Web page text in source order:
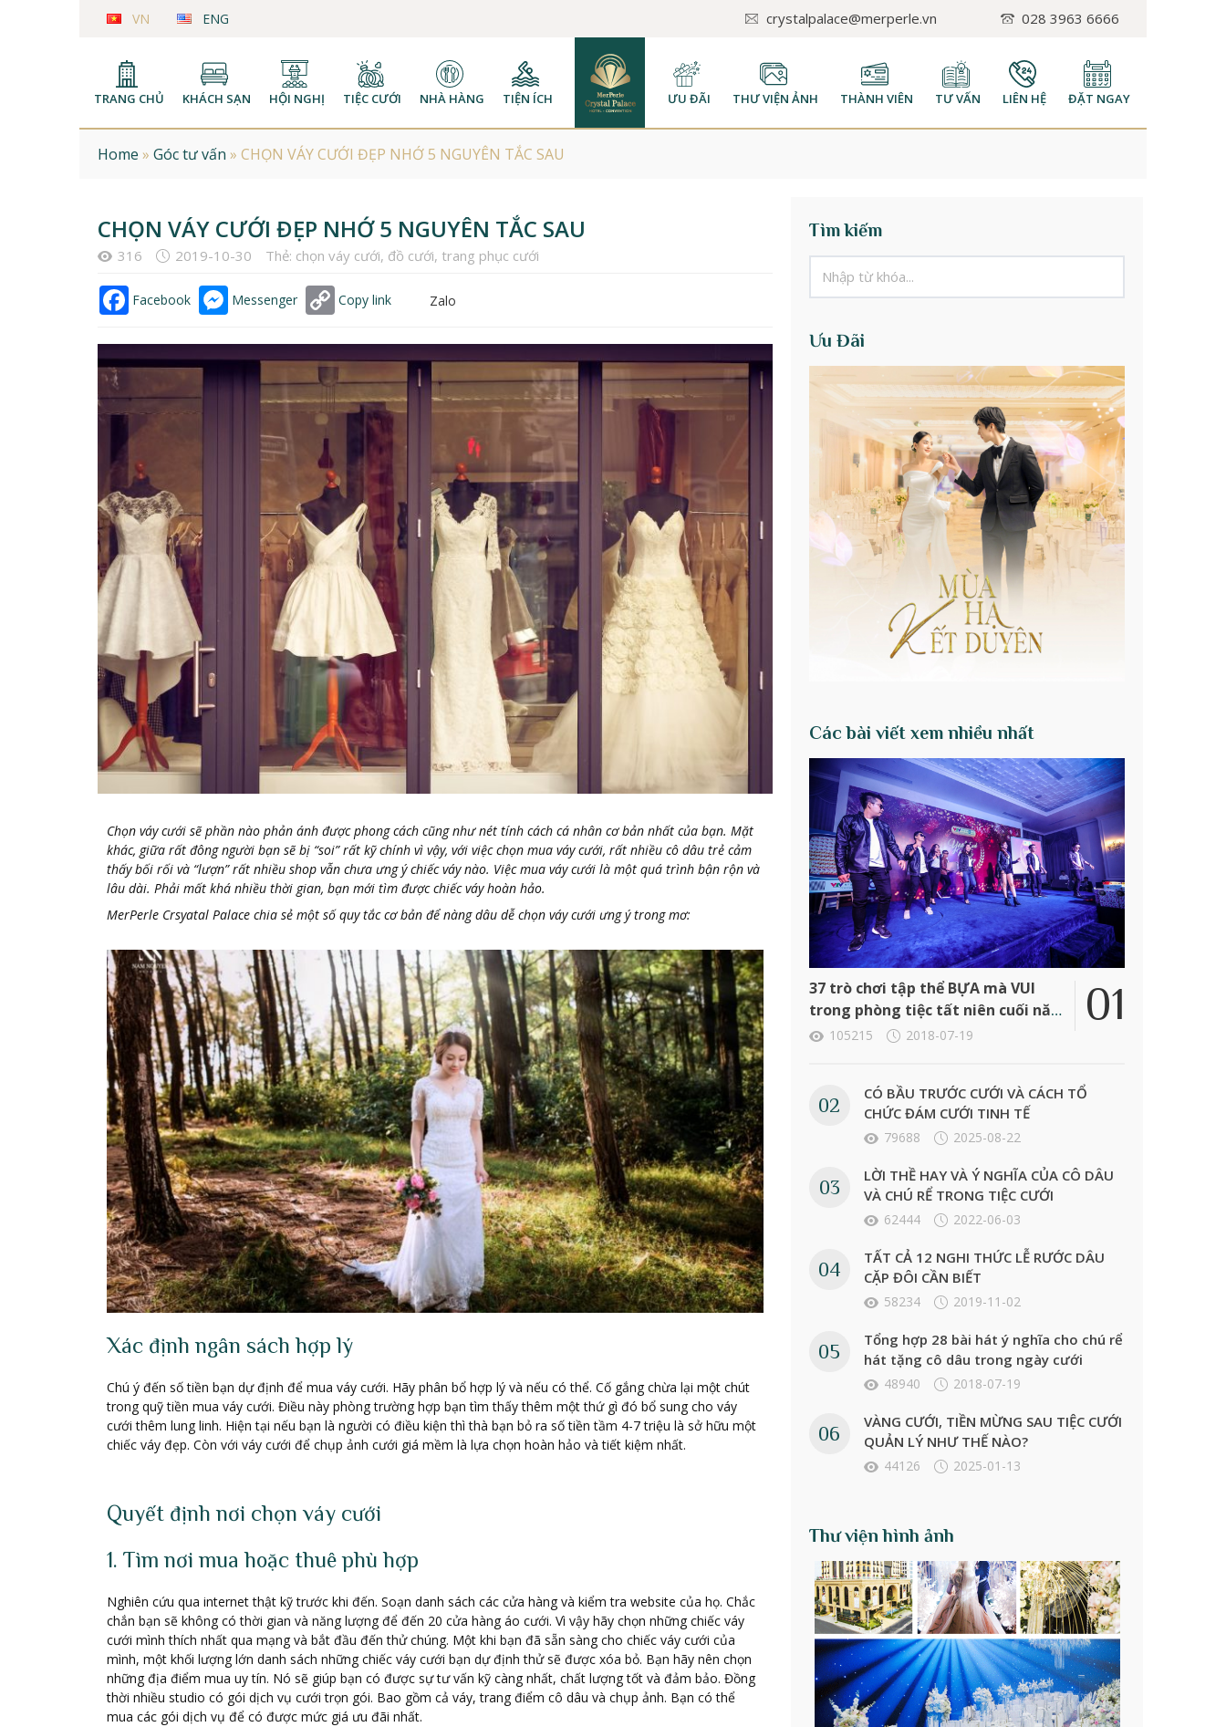
VN ENG crystalpalace@merperle.vn 028 3963 6666
TRANG CHỦ KHÁCH SẠN HỘI NGHỊ TIỆC CƯỚI NHÀ HÀNG TIỆN ÍCH ƯU ĐÃI THƯ VIỆN ẢNH THÀNH VIÊN TƯ VẤN LIÊN HỆ ĐẶT NGAY
Home » Góc tư vấn » CHỌN VÁY CƯỚI ĐẸP NHỚ 5 NGUYÊN TẮC SAU
CHỌN VÁY CƯỚI ĐẸP NHỚ 5 NGUYÊN TẮC SAU
316 2019-10-30 Thẻ: chọn váy cưới, đồ cưới, trang phục cưới
Facebook Messenger Copy link Zalo
Chọn váy cưới sẽ phần nào phản ánh được phong cách cũng như nét tính cách cá nhân cơ bản nhất của bạn. Mặt
khác, giữa rất đông người bạn sẽ bị “soi” rất kỹ chính vì vậy, với việc chọn mua váy cưới, rất nhiều cô dâu trẻ cảm
thấy bối rối và “lượn” rất nhiều shop vẫn chưa ưng ý chiếc váy nào. Việc mua váy cưới là một quá trình bận rộn và
lâu dài. Phải mất khá nhiều thời gian, bạn mới tìm được chiếc váy hoàn hảo.
MerPerle Crsyatal Palace chia sẻ một số quy tắc cơ bản để nàng dâu dễ chọn váy cưới ưng ý trong mơ:
Xác định ngân sách hợp lý
Chú ý đến số tiền bạn dự định để mua váy cưới. Hãy phân bổ hợp lý và nếu có thể. Cố gắng chừa lại một chút
trong quỹ tiền mua váy cưới. Điều này phòng trường hợp bạn tìm thấy thêm một thứ gì đó bổ sung cho váy
cưới thêm lung linh. Hiện tại nếu bạn là người có điều kiện thì thà bạn bỏ ra số tiền tầm 4-7 triệu là sở hữu một
chiếc váy đẹp. Còn với váy cưới để chụp ảnh cưới giá mềm là lựa chọn hoàn hảo và tiết kiệm nhất.
Quyết định nơi chọn váy cưới
1. Tìm nơi mua hoặc thuê phù hợp
Nghiên cứu qua internet thật kỹ trước khi đến. Soạn danh sách các cửa hàng và kiểm tra website của họ. Chắc
chắn bạn sẽ không có thời gian và năng lượng để đến 20 cửa hàng áo cưới. Vì vậy hãy chọn những chiếc váy
cưới mình thích nhất qua mạng và bắt đầu đến thử chúng. Một khi bạn đã sẵn sàng cho chiếc váy cưới của
mình, một khối lượng lớn danh sách những chiếc váy cưới bạn dự định thử sẽ được xóa bỏ. Bạn hãy nên chọn
những địa điểm mua uy tín. Nó sẽ giúp bạn có được sự tư vấn kỹ càng nhất, chất lượng tốt và đảm bảo. Đồng
thời nhiều studio có gói dịch vụ cưới trọn gói. Bao gồm cả váy, trang điểm cô dâu và chụp ảnh. Bạn có thể
mua các gói dịch vụ để có được mức giá ưu đãi nhất.
Tìm kiếm
Ưu Đãi
Các bài viết xem nhiều nhất
37 trò chơi tập thể BỰA mà VUI
trong phòng tiệc tất niên cuối năm
công ty
105215 2018-07-19
CÓ BẦU TRƯỚC CƯỚI VÀ CÁCH TỔ
CHỨC ĐÁM CƯỚI TINH TẾ
79688 2025-08-22
LỜI THỀ HAY VÀ Ý NGHĨA CỦA CÔ DÂU
VÀ CHÚ RỂ TRONG TIỆC CƯỚI
62444 2022-06-03
TẤT CẢ 12 NGHI THỨC LỄ RƯỚC DÂU
CẶP ĐÔI CẦN BIẾT
58234 2019-11-02
Tổng hợp 28 bài hát ý nghĩa cho chú rể
hát tặng cô dâu trong ngày cưới
48940 2018-07-19
VÀNG CƯỚI, TIỀN MỪNG SAU TIỆC CƯỚI
QUẢN LÝ NHƯ THẾ NÀO?
44126 2025-01-13
Thư viện hình ảnh